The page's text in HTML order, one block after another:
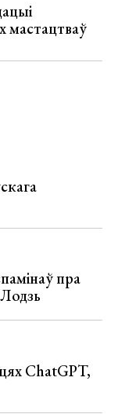
мастацтваў
пра
ChatGPT,